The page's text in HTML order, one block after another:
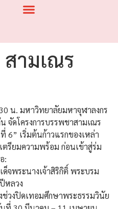
ามเณร
น. มหาวิทยาลัยมหาจุฬาลงกร
จัดโครงการบรรพชาสามเณร
เริ่มต้นก้าวแรกของเหล่า
รียมความพร้อม ก่อนเข้าสู่ร่ม
:
จพระนางเจ้าสิริกิติ์ พระบรม
หลวง
ช่วงปิดเทอมศึกษาพระธรรมวินัย